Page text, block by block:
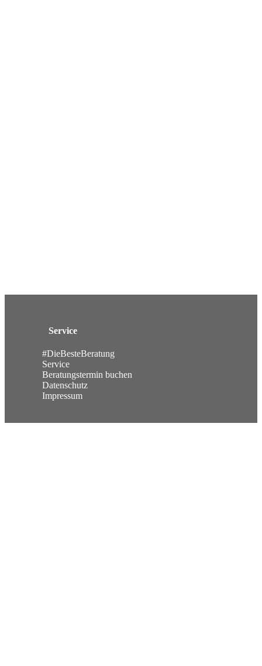
Service
#DieBesteBeratung
Service
Beratungstermin buchen
Datenschutz
Impressum